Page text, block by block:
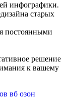
инфографики.
старых
постоянными
решение
к вашему